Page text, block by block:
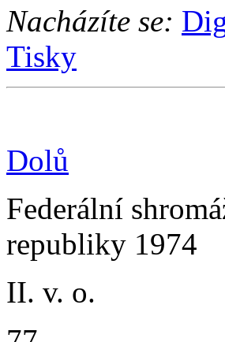
Nacházíte se:
Tisky
Dolů
Federální
republiky 1974
II. v. o.